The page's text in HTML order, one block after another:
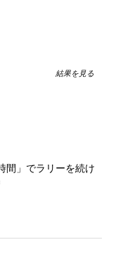
結果を見る
間」でラリーを続け